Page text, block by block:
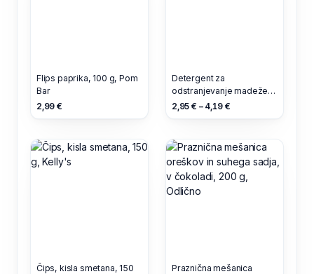
Flips paprika, 100 g, Pom
Bar
2,99 €
Detergent za
odstranjevanje madežev,
0.3 l, Frosch Baby
2,95 € – 4,19 €
Čips, kisla smetana, 150
Praznična mešanica